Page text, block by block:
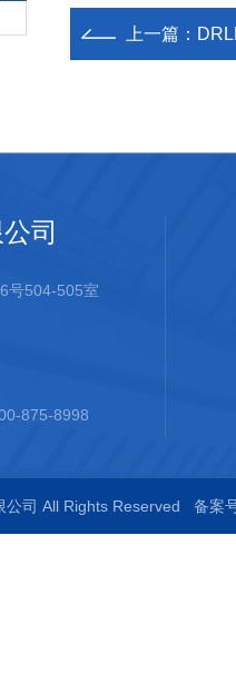
上一篇：
司
号504-505室
875-8998
公司 All Rights Reserved 备案